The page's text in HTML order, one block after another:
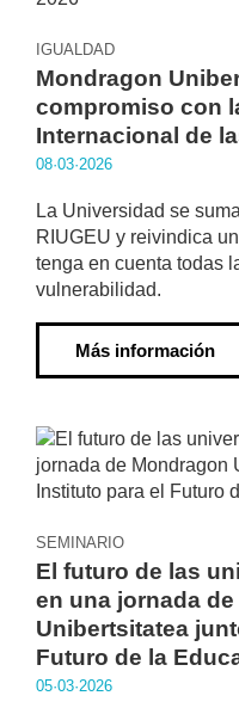
IGUALDAD
Mondragon
compromiso con
Internacional de
08·03·2026
La Universidad se
RIUGEU y reivindica
tenga en cuenta todas
vulnerabilidad.
Más información
SEMINARIO
El futuro de las
en una jornada
Unibertsitatea
Futuro de la
05·03·2026